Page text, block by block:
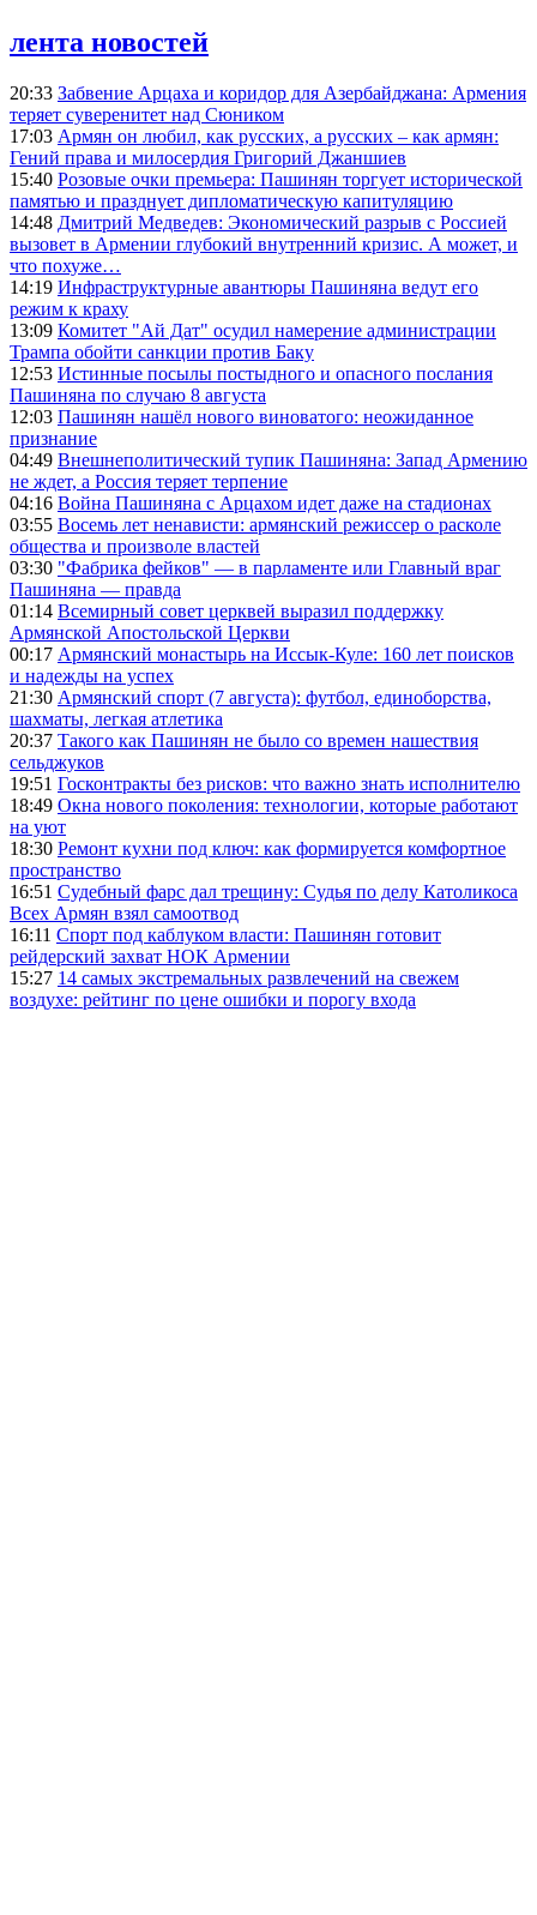
лента новостей
20:33 Забвение Арцаха и коридор для Азербайджана: Армения
теряет суверенитет над Сюником
17:03 Армян он любил, как русских, а русских – как армян:
Гений права и милосердия Григорий Джаншиев
15:40 Розовые очки премьера: Пашинян торгует исторической
памятью и празднует дипломатическую капитуляцию
14:48 Дмитрий Медведев: Экономический разрыв с Россией
вызовет в Армении глубокий внутренний кризис. А может, и
что похуже…
14:19 Инфраструктурные авантюры Пашиняна ведут его
режим к краху
13:09 Комитет "Ай Дат" осудил намерение администрации
Трампа обойти санкции против Баку
12:53 Истинные посылы постыдного и опасного послания
Пашиняна по случаю 8 августа
12:03 Пашинян нашёл нового виноватого: неожиданное
признание
04:49 Внешнеполитический тупик Пашиняна: Запад Армению
не ждет, а Россия теряет терпение
04:16 Война Пашиняна с Арцахом идет даже на стадионах
03:55 Восемь лет ненависти: армянский режиссер о расколе
общества и произволе властей
03:30 "Фабрика фейков" — в парламенте или Главный враг
Пашиняна — правда
01:14 Всемирный совет церквей выразил поддержку
Армянской Апостольской Церкви
00:17 Армянский монастырь на Иссык-Куле: 160 лет поисков
и надежды на успех
21:30 Армянский спорт (7 августа): футбол, единоборства,
шахматы, легкая атлетика
20:37 Такого как Пашинян не было со времен нашествия
сельджуков
19:51 Госконтракты без рисков: что важно знать исполнителю
18:49 Окна нового поколения: технологии, которые работают
на уют
18:30 Ремонт кухни под ключ: как формируется комфортное
пространство
16:51 Судебный фарс дал трещину: Судья по делу Католикоса
Всех Армян взял самоотвод
16:11 Спорт под каблуком власти: Пашинян готовит
рейдерский захват НОК Армении
15:27 14 самых экстремальных развлечений на свежем
воздухе: рейтинг по цене ошибки и порогу входа